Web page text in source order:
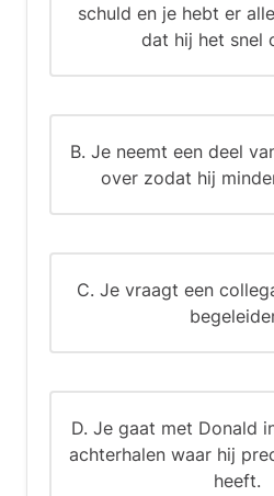
schuld en je hebt er
dat hij het snel
B. Je neemt een deel
over zodat hij
C. Je vraagt een
D. Je gaat met Donald
achterhalen waar hij
heeft.